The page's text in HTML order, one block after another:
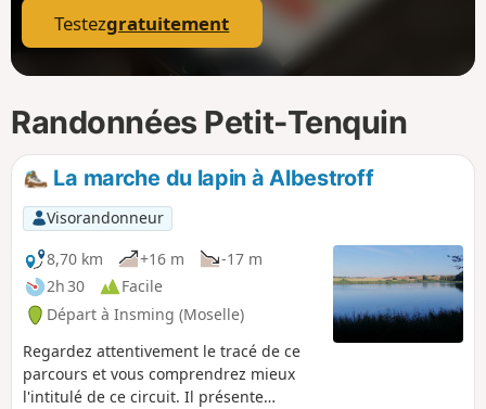
Testezgratuitement
Randonnées Petit-Tenquin
La marche du lapin à Albestroff
Visorandonneur
8,70 km
+16 m
-17 m
2h 30
Facile
Départ à Insming (Moselle)
Regardez attentivement le tracé de ce
parcours et vous comprendrez mieux
l'intitulé de ce circuit. Il présente